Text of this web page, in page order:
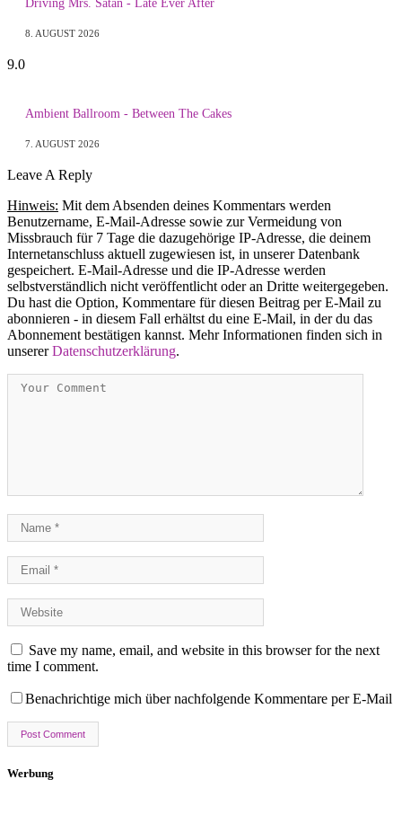
Driving Mrs. Satan - Late Ever After
8. AUGUST 2026
9.0
Ambient Ballroom - Between The Cakes
7. AUGUST 2026
Leave A Reply
Hinweis: Mit dem Absenden deines Kommentars werden
Benutzername, E-Mail-Adresse sowie zur Vermeidung von
Missbrauch für 7 Tage die dazugehörige IP-Adresse, die deinem
Internetanschluss aktuell zugewiesen ist, in unserer Datenbank
gespeichert. E-Mail-Adresse und die IP-Adresse werden
selbstverständlich nicht veröffentlicht oder an Dritte weitergegeben.
Du hast die Option, Kommentare für diesen Beitrag per E-Mail zu
abonnieren - in diesem Fall erhältst du eine E-Mail, in der du das
Abonnement bestätigen kannst. Mehr Informationen finden sich in
unsererDatenschutzerklärung.
Save my name, email, and website in this browser for the next
time I comment.
Benachrichtige mich über nachfolgende Kommentare per E-Mail
Werbung